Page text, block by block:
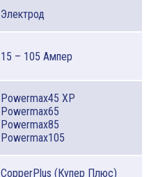
Электрод
15 – 105 Ампер
Powermax45 XP
Powermax65
Powermax85
Powermax105
CopperPlus (Купер Плюс)